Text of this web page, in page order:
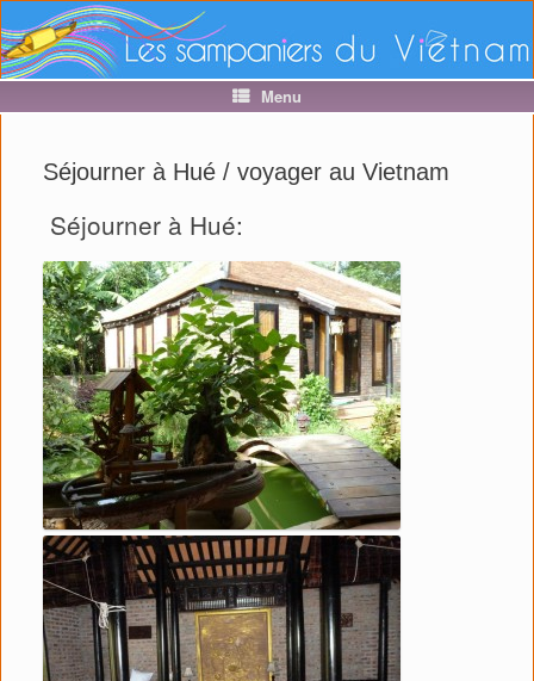
Menu
Séjourner à Hué / voyager au Vietnam
Séjourner à Hué: